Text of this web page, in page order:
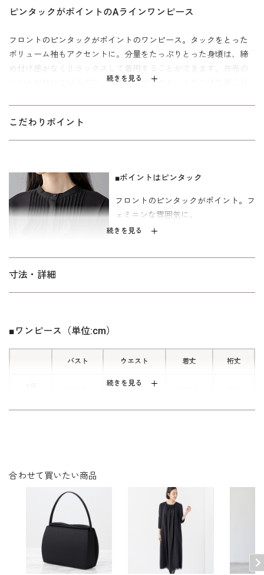
続きを見る
ピンタックがポイントのAラインワンピース
フロントのピンタックがポイントのワンピース。タックをとった
ボリューム袖もアクセントに。分量をたっぷりとった身頃は、締
め付け感がなくリラックスして着用することができます。共布の
ベルトが付いているので、ウエストにアクセントをつけた着こな
両サイドには便利なポケット付き。裏地がないのでアンダーキャ
膝がしっかり隠れる少し長めの丈。家族葬やお別れの会などの喪
服としても、アクセサリーを添えてセレモニーシーンにもお使い
いただけます。サイズは30代～40代を中心とした、メリハリのあ
るボディラインに合わせた標準パターンを使用しています。MとL
こだわりポイント
続きを見る
■ポイントはピンタック
フロントのピンタックがポイント。フ
ェミニンな雰囲気に。
タックギャザーでボリュームを持たせ
寸法・詳細
続きを見る
■ワンピース（単位:cm）
バスト ウエスト 着丈 裄丈
素材
ワンピース：ポリエステル100％（ジョーゼット）
洗濯方法：ご自宅で洗濯可
フロントオープンタイプ
両サイドポケット付き
アンダーキャミソール付き
口までの長さ
※モデル着用：
合わせて買いたい商品